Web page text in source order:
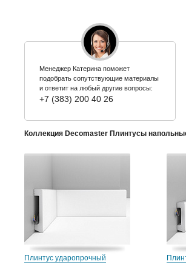
Менеджер Катерина поможет
подобрать сопутствующие материалы
и ответит на любый другие вопросы:
+7 (383) 200 40 26
Коллекция Decomaster Плинтусы
Плинтус ударопрочный